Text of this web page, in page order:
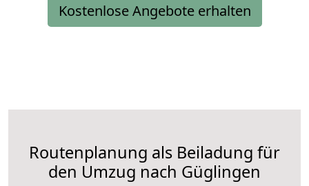
Kostenlose Angebote erhalten
Routenplanung als Beiladung für
den Umzug nach Güglingen